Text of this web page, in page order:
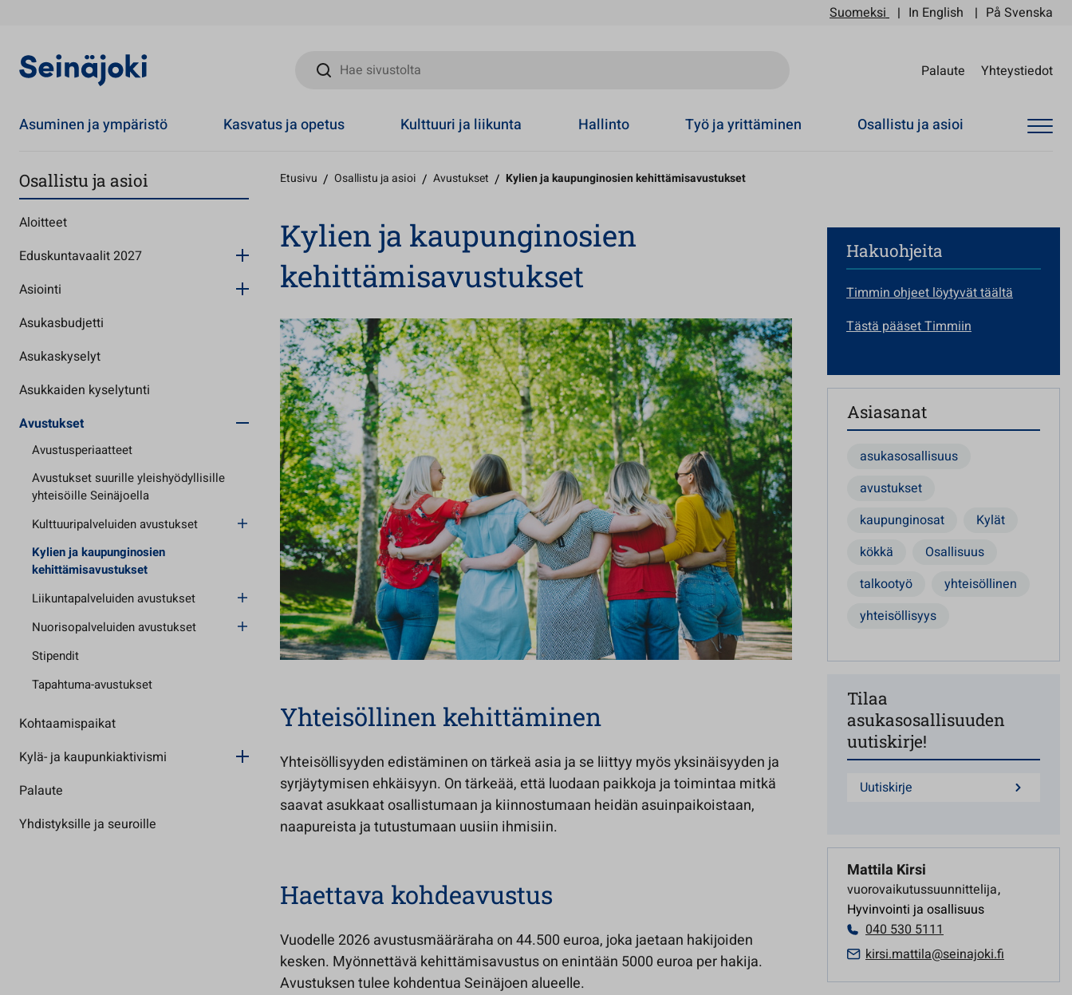
Suomeksi In English På Svenska
Hae sivustolta
Palaute Yhteystiedot
Asuminen ja ympäristö Kasvatus ja opetus Kulttuuri ja liikunta Hallinto Työ ja yrittäminen Osallistu ja asioi
Osallistu ja asioi
Aloitteet
Eduskuntavaalit 2027
Asiointi
Asukasbudjetti
Asukaskyselyt
Asukkaiden kyselytunti
Avustukset
Avustusperiaatteet
Avustukset suurille yleishyödyllisille
yhteisöille Seinäjoella
Kulttuuripalveluiden avustukset
Kylien ja kaupunginosien
kehittämisavustukset
Liikuntapalveluiden avustukset
Nuorisopalveluiden avustukset
Stipendit
Tapahtuma-avustukset
Kohtaamispaikat
Kylä- ja kaupunkiaktivismi
Palaute
Yhdistyksille ja seuroille
Etusivu / Osallistu ja asioi / Avustukset / Kylien ja kaupunginosien kehittämisavustukset
Kylien ja kaupunginosien
kehittämisavustukset
Yhteisöllinen kehittäminen
Yhteisöllisyyden edistäminen on tärkeä asia ja se liittyy myös yksinäisyyden ja
syrjäytymisen ehkäisyyn. On tärkeää, että luodaan paikkoja ja toimintaa mitkä
saavat asukkaat osallistumaan ja kiinnostumaan heidän asuinpaikoistaan,
naapureista ja tutustumaan uusiin ihmisiin.
Haettava kohdeavustus
Vuodelle 2026 avustusmääräraha on 44.500 euroa, joka jaetaan hakijoiden
kesken. Myönnettävä kehittämisavustus on enintään 5000 euroa per hakija.
Avustuksen tulee kohdentua Seinäjoen alueelle.
Hakuohjeita
Timmin ohjeet löytyvät täältä
Tästä pääset Timmiin
Asiasanat
asukasosallisuus
avustukset
kaupunginosat
Kylät
kökkä
Osallisuus
talkootyö
yhteisöllinen
yhteisöllisyys
Tilaa
asukasosallisuuden
uutiskirje!
Uutiskirje
Mattila Kirsi
vuorovaikutussuunnittelija,
Hyvinvointi ja osallisuus
040 530 5111
kirsi.mattila@seinajoki.fi